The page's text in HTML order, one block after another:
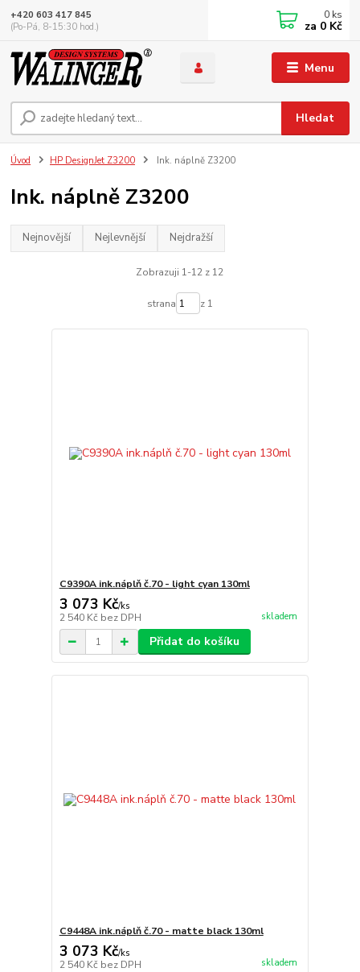
Menu
Hledat
+420 603 417 845
(Po-Pá, 8-15:30 hod.)
0 ks
za 0 Kč
Úvod HP DesignJet Z3200 Ink. náplně Z3200
Ink. náplně Z3200
Nejnovější Nejlevnější Nejdražší
Zobrazuji 1-12 z 12
strana z 1
C9390A ink.náplň č.70 - light cyan 130ml
3 073 Kč/ks
2 540 Kč bez DPH skladem
Přidat do košíku
C9448A ink.náplň č.70 - matte black 130ml
3 073 Kč/ks
2 540 Kč bez DPH skladem